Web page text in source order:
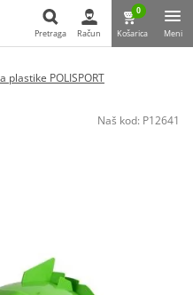
Pretraga Račun
0
Košarica Meni
plastike POLISPORT
Naš kod: P12641